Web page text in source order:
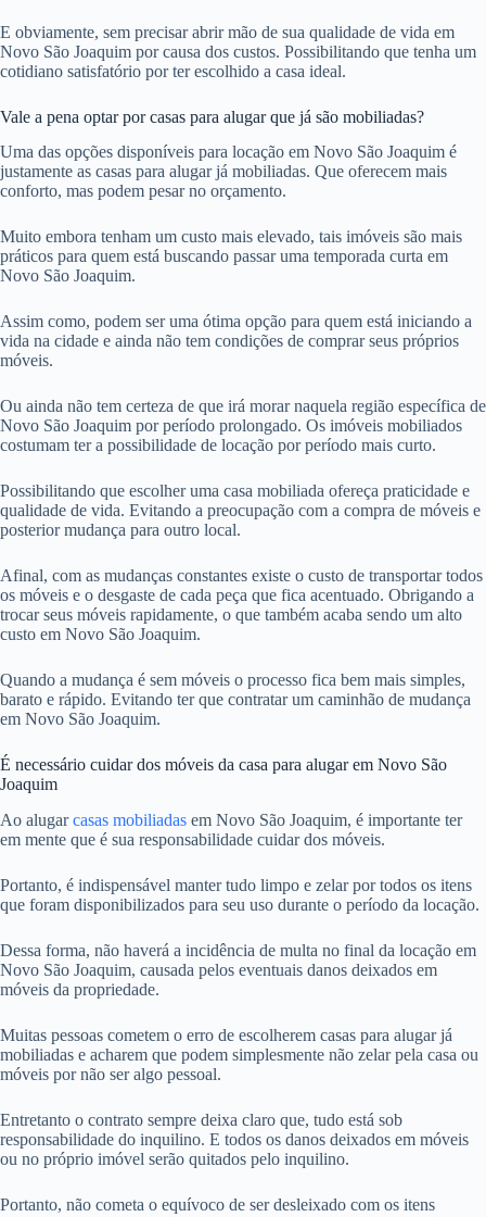
E obviamente, sem precisar abrir mão de sua qualidade de vida em
Novo São Joaquim por causa dos custos. Possibilitando que tenha um
cotidiano satisfatório por ter escolhido a casa ideal.
Vale a pena optar por casas para alugar que já são mobiliadas?
Uma das opções disponíveis para locação em Novo São Joaquim é
justamente as casas para alugar já mobiliadas. Que oferecem mais
conforto, mas podem pesar no orçamento.
Muito embora tenham um custo mais elevado, tais imóveis são mais
práticos para quem está buscando passar uma temporada curta em
Novo São Joaquim.
Assim como, podem ser uma ótima opção para quem está iniciando a
vida na cidade e ainda não tem condições de comprar seus próprios
móveis.
Ou ainda não tem certeza de que irá morar naquela região específica de
Novo São Joaquim por período prolongado. Os imóveis mobiliados
costumam ter a possibilidade de locação por período mais curto.
Possibilitando que escolher uma casa mobiliada ofereça praticidade e
qualidade de vida. Evitando a preocupação com a compra de móveis e
posterior mudança para outro local.
Afinal, com as mudanças constantes existe o custo de transportar todos
os móveis e o desgaste de cada peça que fica acentuado. Obrigando a
trocar seus móveis rapidamente, o que também acaba sendo um alto
custo em Novo São Joaquim.
Quando a mudança é sem móveis o processo fica bem mais simples,
barato e rápido. Evitando ter que contratar um caminhão de mudança
em Novo São Joaquim.
É necessário cuidar dos móveis da casa para alugar em Novo São
Joaquim
Ao alugarcasas mobiliadas em Novo São Joaquim, é importante ter
em mente que é sua responsabilidade cuidar dos móveis.
Portanto, é indispensável manter tudo limpo e zelar por todos os itens
que foram disponibilizados para seu uso durante o período da locação.
Dessa forma, não haverá a incidência de multa no final da locação em
Novo São Joaquim, causada pelos eventuais danos deixados em
móveis da propriedade.
Muitas pessoas cometem o erro de escolherem casas para alugar já
mobiliadas e acharem que podem simplesmente não zelar pela casa ou
móveis por não ser algo pessoal.
Entretanto o contrato sempre deixa claro que, tudo está sob
responsabilidade do inquilino. E todos os danos deixados em móveis
ou no próprio imóvel serão quitados pelo inquilino.
Portanto, não cometa o equívoco de ser desleixado com os itens